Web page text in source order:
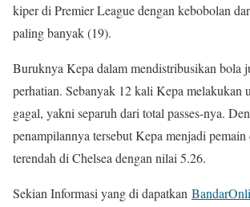
kiper di Premier League dengan kebobolan
paling banyak (19).
Buruknya Kepa dalam mendistribusikan bola
perhatian. Sebanyak 12 kali Kepa melakukan
gagal, yakni separuh dari total passes-nya.
penampilannya tersebut Kepa menjadi
terendah di Chelsea dengan nilai 5.26.
Sekian Informasi yang di dapatkan